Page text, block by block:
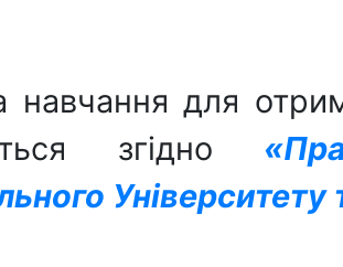
навчання для
згідно
Університету